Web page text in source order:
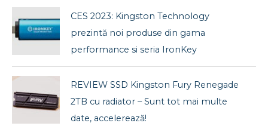
CES 2023: Kingston Technology
prezintă noi produse din gama
performance si seria IronKey
REVIEW SSD Kingston Fury Renegade
2TB cu radiator – Sunt tot mai multe
date, accelerează!